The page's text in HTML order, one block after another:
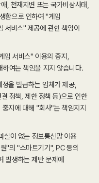
, 천재지변 또는 국가비상사태,
함으로 인하여 "게임
서비스" 제공에 관한 책임이
임 서비스" 이용의 중지,
여는 책임을 지지 않습니다.
을 발급하는 업체가 제공,
정책, 제한 정책 등)으로 인한
지에 대해 "회사"는 책임지지
이 없는 정보통신망 이용
"의 "스마트기기", PC 등의
발생하는 제반 문제에